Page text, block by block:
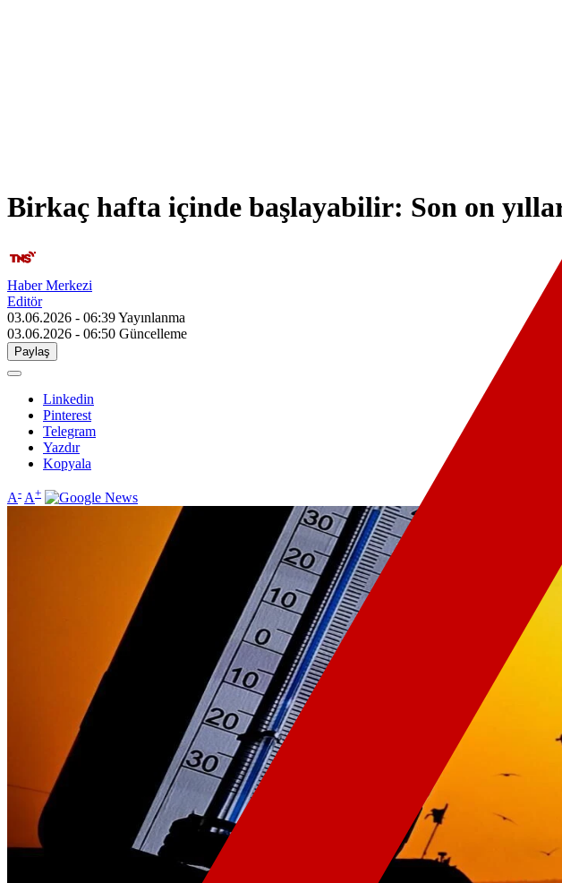
Birkaç hafta içinde başlayabilir: Son on
Haber Merkezi
Editör
03.06.2026 - 06:39Yayınlanma
03.06.2026 - 06:50 Güncelleme
Paylaş
Linkedin
Pinterest
Telegram
Yazdır
Kopyala
A- A+